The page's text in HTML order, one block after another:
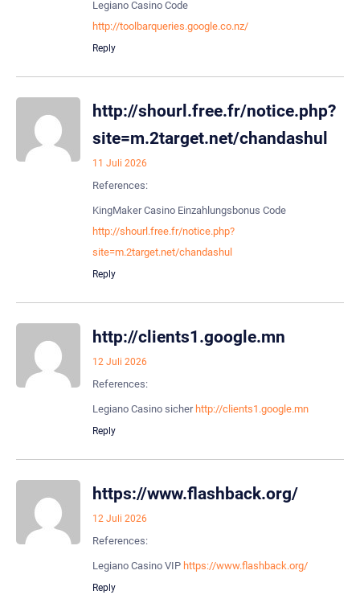
Legiano Casino Code
http://toolbarqueries.google.co.nz/
Reply
http://shourl.free.fr/notice.php?
site=m.2target.net/chandashul
11 Juli 2026
References:
KingMaker Casino Einzahlungsbonus Code
http://shourl.free.fr/notice.php?
site=m.2target.net/chandashul
Reply
http://clients1.google.mn
12 Juli 2026
References:
Legiano Casino sicher http://clients1.google.mn
Reply
https://www.flashback.org/
12 Juli 2026
References:
Legiano Casino VIP https://www.flashback.org/
Reply